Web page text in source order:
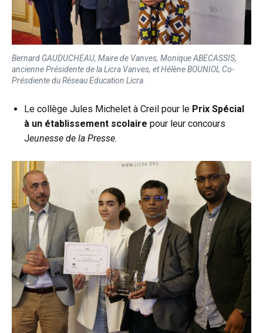
Bernard GAUDUCHEAU, Maire de Vanves, Monique ABECASSIS,
ancienne Présidente de la Licra Vanves, et Hélène BOUNIOL Co-
Présdiente du Réseau Education Licra.
Le collège Jules Michelet à Creil pour le Prix Spécial
à un établissement scolaire pour leur concours
Jeunesse de la Presse.